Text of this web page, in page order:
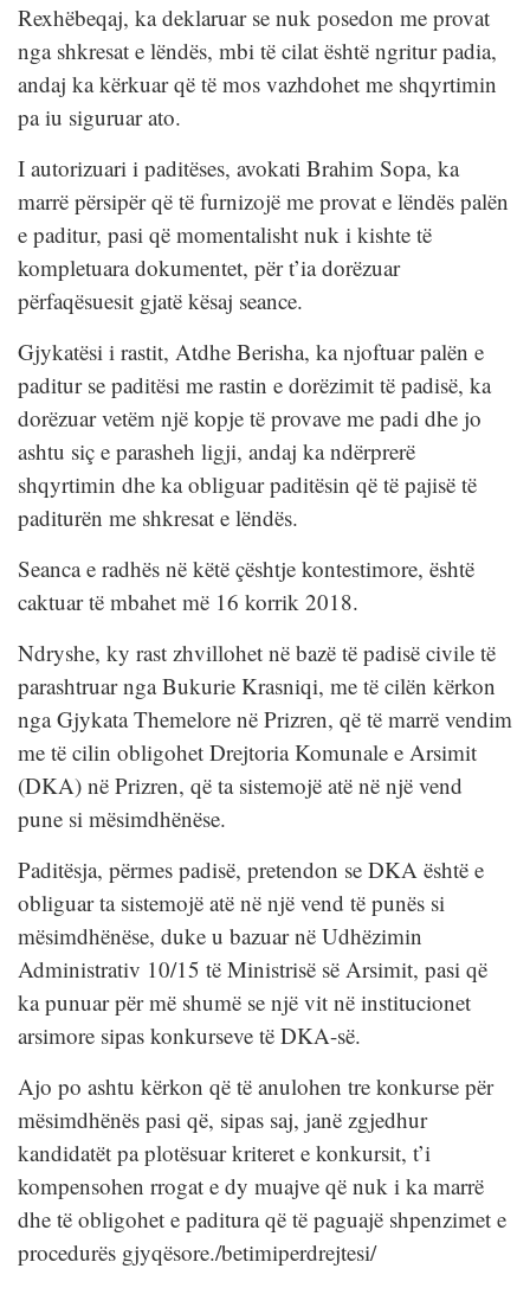
Rexhëbeqaj, ka deklaruar se nuk posedon me provat
nga shkresat e lëndës, mbi të cilat është ngritur padia,
andaj ka kërkuar që të mos vazhdohet me shqyrtimin
pa iu siguruar ato.
I autorizuari i paditëses, avokati Brahim Sopa, ka
marrë përsipër që të furnizojë me provat e lëndës palën
e paditur, pasi që momentalisht nuk i kishte të
kompletuara dokumentet, për t’ia dorëzuar
përfaqësuesit gjatë kësaj seance.
Gjykatësi i rastit, Atdhe Berisha, ka njoftuar palën e
paditur se paditësi me rastin e dorëzimit të padisë, ka
dorëzuar vetëm një kopje të provave me padi dhe jo
ashtu siç e parasheh ligji, andaj ka ndërprerë
shqyrtimin dhe ka obliguar paditësin që të pajisë të
paditurën me shkresat e lëndës.
Seanca e radhës në këtë çështje kontestimore, është
caktuar të mbahet më 16 korrik 2018.
Ndryshe, ky rast zhvillohet në bazë të padisë civile të
parashtruar nga Bukurie Krasniqi, me të cilën kërkon
nga Gjykata Themelore në Prizren, që të marrë vendim
me të cilin obligohet Drejtoria Komunale e Arsimit
(DKA) në Prizren, që ta sistemojë atë në një vend
pune si mësimdhënëse.
Paditësja, përmes padisë, pretendon se DKA është e
obliguar ta sistemojë atë në një vend të punës si
mësimdhënëse, duke u bazuar në Udhëzimin
Administrativ 10/15 të Ministrisë së Arsimit, pasi që
ka punuar për më shumë se një vit në institucionet
arsimore sipas konkurseve të DKA-së.
Ajo po ashtu kërkon që të anulohen tre konkurse për
mësimdhënës pasi që, sipas saj, janë zgjedhur
kandidatët pa plotësuar kriteret e konkursit, t’i
kompensohen rrogat e dy muajve që nuk i ka marrë
dhe të obligohet e paditura që të paguajë shpenzimet e
procedurës gjyqësore./betimiperdrejtesi/